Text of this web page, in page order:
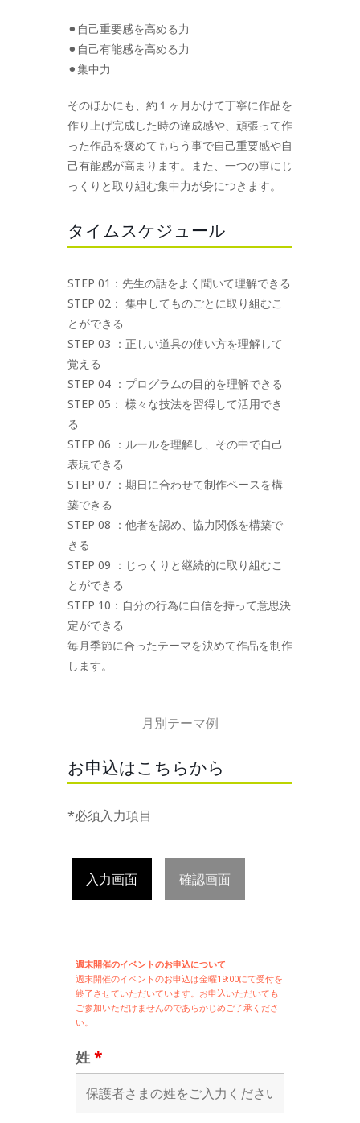
⚫︎自己重要感を高める力
⚫︎自己有能感を高める力
⚫︎集中力
そのほかにも、約１ヶ月かけて丁寧に作品を
作り上げ完成した時の達成感や、頑張って作
った作品を褒めてもらう事で自己重要感や自
己有能感が高まります。また、一つの事にじ
っくりと取り組む集中力が身につきます。
タイムスケジュール
STEP 01：先生の話をよく聞いて理解できる
STEP 02： 集中してものごとに取り組むこ
とができる
STEP 03 ：正しい道具の使い方を理解して
覚える
STEP 04 ：プログラムの目的を理解できる
STEP 05： 様々な技法を習得して活用でき
る
STEP 06 ：ルールを理解し、その中で自己
表現できる
STEP 07 ：期日に合わせて制作ペースを構
築できる
STEP 08 ：他者を認め、協力関係を構築で
きる
STEP 09 ：じっくりと継続的に取り組むこ
とができる
STEP 10：自分の行為に自信を持って意思決
定ができる
毎月季節に合ったテーマを決めて作品を制作
します。
月別テーマ例
お申込はこちらから
*必須入力項目
入力画面 確認画面
週末開催のイベントのお申込について
週末開催のイベントのお申込は金曜19:00にて受付を
終了させていただいています。お申込いただいても
ご参加いただけませんのであらかじめご了承くださ
い。
姓 *